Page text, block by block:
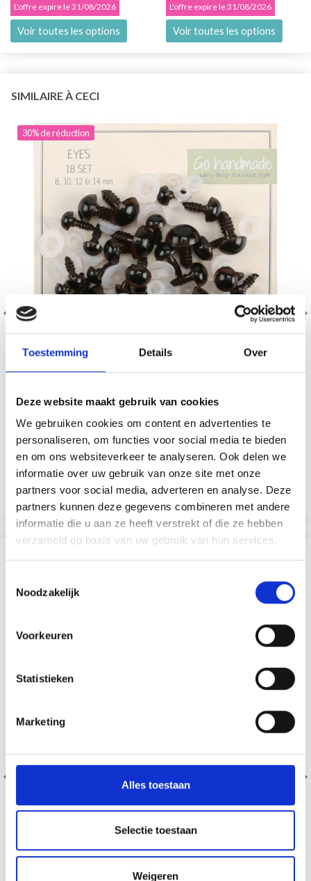
Toestemming Details Over
Deze website maakt gebruik van cookies
We gebruiken cookies om content en advertenties te
personaliseren, om functies voor social media te bieden
en om ons websiteverkeer te analyseren. Ook delen we
informatie over uw gebruik van onze site met onze
partners voor social media, adverteren en analyse. Deze
partners kunnen deze gegevens combineren met andere
informatie die u aan ze heeft verstrekt of die ze hebben
verzameld op basis van uw gebruik van hun services.
Noodzakelijk
Voorkeuren
Statistieken
Marketing
Alles toestaan
Selectie toestaan
Weigeren
L'offre expire le 31/08/2026
Voir toutes les options
L'offre expire le 31/08/2026
Voir toutes les options
SIMILAIRE À CECI
30% de réduction
(18 PAIRES)
EUR 5.65
EUR 8.10
L'offre expire le 31/08/2026
Voir toutes les options
D'AUTRES ONT ÉGALEMENT
30% de réduction